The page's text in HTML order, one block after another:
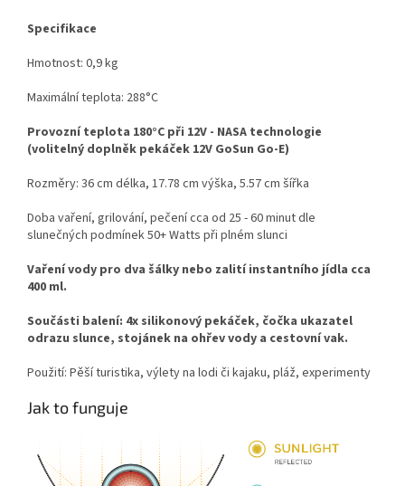
Specifikace
Hmotnost: 0,9 kg
Maximální teplota: 288°C
Provozní teplota 180°C při 12V - NASA technologie
(volitelný doplněk pekáček 12V GoSun Go-E)
Rozměry: 36 cm délka, 17.78 cm výška, 5.57 cm šířka
Doba vaření, grilování, pečení cca od 25 - 60 minut dle
slunečných podmínek 50+ Watts při plném slunci
Vaření vody pro dva šálky nebo zalití instantního jídla cca
400 ml.
Součásti balení: 4x silikonový pekáček, čočka ukazatel
odrazu slunce, stojánek na ohřev vody a cestovní vak.
Použití: Pěší turistika, výlety na lodi či kajaku, pláž, experimenty
Jak to funguje